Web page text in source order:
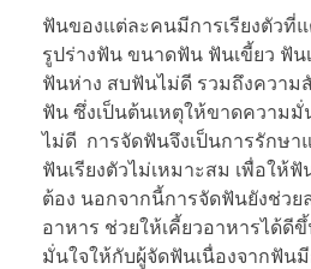
ฟันของแต่ละคนมีการเรียงตัวที่
รูปร่างฟัน ขนาดฟัน ฟันเขี้ยว ฟั
ฟันห่าง สบฟันไม่ดี รวมถึงความ
ฟัน ซึ่งเป็นต้นเหตุให้ขาดความ
ไม่ดี การจัดฟันจึงเป็นการรักษ
ฟันเรียงตัวไม่เหมาะสม เพื่อให้
ต้อง นอกจากนี้การจัดฟันยังช่วย
อาหาร ช่วยให้เคี้ยวอาหารได้ดี
มั่นใจให้กับผู้จัดฟันเนื่องจากฟันมี